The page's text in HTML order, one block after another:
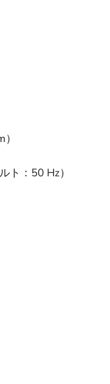
ト：50 Hz）